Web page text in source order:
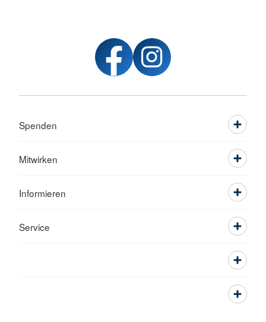
Spenden
Mitwirken
Informieren
Service